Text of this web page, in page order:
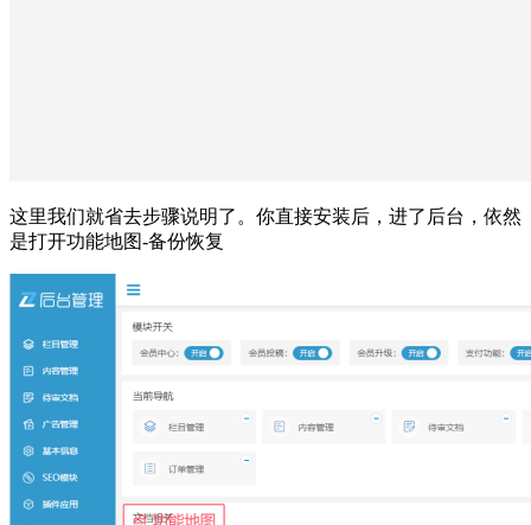
这里我们就省去步骤说明了。你直接安装后，进了后台，依然
是打开功能地图-备份恢复